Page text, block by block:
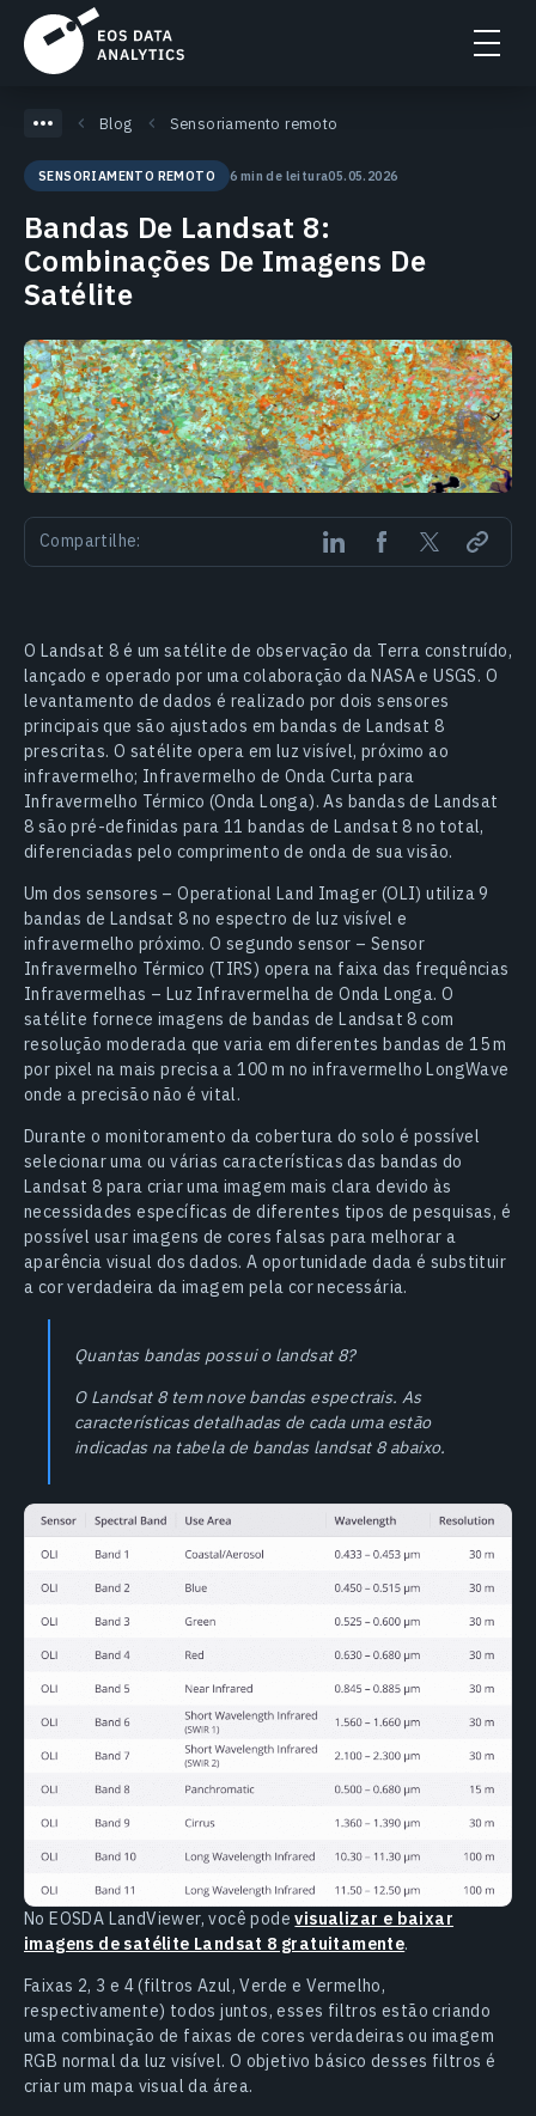
Blog Sensoriamento remoto
SENSORIAMENTO REMOTO 6 min de leitura05.05.2026
Bandas De Landsat 8:
Combinações De Imagens De
Satélite
Compartilhe:
O Landsat 8 é um satélite de observação da Terra construído,
lançado e operado por uma colaboração da NASA e USGS. O
levantamento de dados é realizado por dois sensores
principais que são ajustados em bandas de Landsat 8
prescritas. O satélite opera em luz visível, próximo ao
infravermelho; Infravermelho de Onda Curta para
Infravermelho Térmico (Onda Longa). As bandas de Landsat
8 são pré-definidas para 11 bandas de Landsat 8 no total,
diferenciadas pelo comprimento de onda de sua visão.
Um dos sensores – Operational Land Imager (OLI) utiliza 9
bandas de Landsat 8 no espectro de luz visível e
infravermelho próximo. O segundo sensor – Sensor
Infravermelho Térmico (TIRS) opera na faixa das frequências
Infravermelhas – Luz Infravermelha de Onda Longa. O
satélite fornece imagens de bandas de Landsat 8 com
resolução moderada que varia em diferentes bandas de 15 m
por pixel na mais precisa a 100 m no infravermelho LongWave
onde a precisão não é vital.
Durante o monitoramento da cobertura do solo é possível
selecionar uma ou várias características das bandas do
Landsat 8 para criar uma imagem mais clara devido às
necessidades específicas de diferentes tipos de pesquisas, é
possível usar imagens de cores falsas para melhorar a
aparência visual dos dados. A oportunidade dada é substituir
a cor verdadeira da imagem pela cor necessária.
Quantas bandas possui o landsat 8?
O Landsat 8 tem nove bandas espectrais. As
características detalhadas de cada uma estão
indicadas na tabela de bandas landsat 8 abaixo.
No EOSDA LandViewer, você podevisualizar e baixar
imagens de satélite Landsat 8 gratuitamente.
Faixas 2, 3 e 4 (filtros Azul, Verde e Vermelho,
respectivamente) todos juntos, esses filtros estão criando
uma combinação de faixas de cores verdadeiras ou imagem
RGB normal da luz visível. O objetivo básico desses filtros é
criar um mapa visual da área.